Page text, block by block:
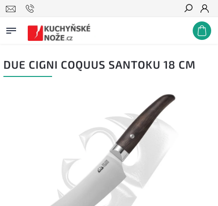
Hledat
DUE CIGNI COQUUS SANTOKU 18 CM